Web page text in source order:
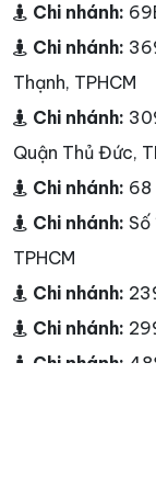
Chi nhánh:
Chi nhánh:
Thạnh, TPHCM
Chi nhánh:
Quận Thủ Đức,
Chi nhánh: 68
Chi nhánh: Số
TPHCM
Chi nhánh:
Chi nhánh:
Chi nhánh: